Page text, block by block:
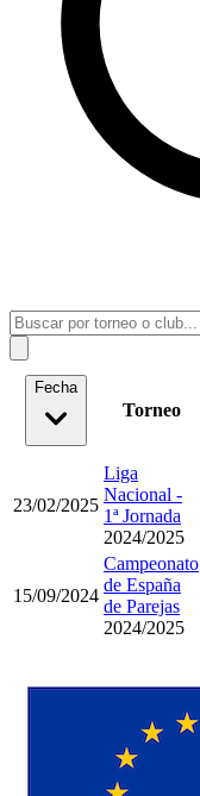
Fecha
Torneo
23/02/2025
Liga
Nacional -
1ª Jornada
2024/2025
15/09/2024
Campeonato
de España
de Parejas
2024/2025